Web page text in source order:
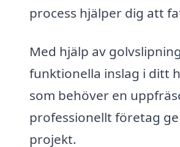
process hjälper dig att
Med hjälp av
funktionella inslag i ditt
som behöver en
professionellt företag
projekt.